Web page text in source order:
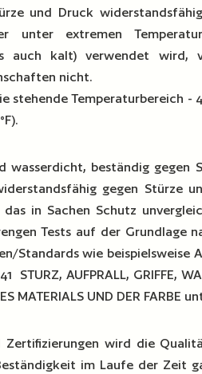
und Druck
unter extremen
auch kalt) verwendet wird,
nicht.
stehende Temperaturbereich -
wasserdicht, beständig gegen
gegen Stürze
in Sachen Schutz
Tests auf der Grundlage
Standards wie beispielsweise
STURZ, AUFPRALL, GRIFFE,
MATERIALS UND DER FARBE
Zertifizierungen wird die
im Laufe der Zeit